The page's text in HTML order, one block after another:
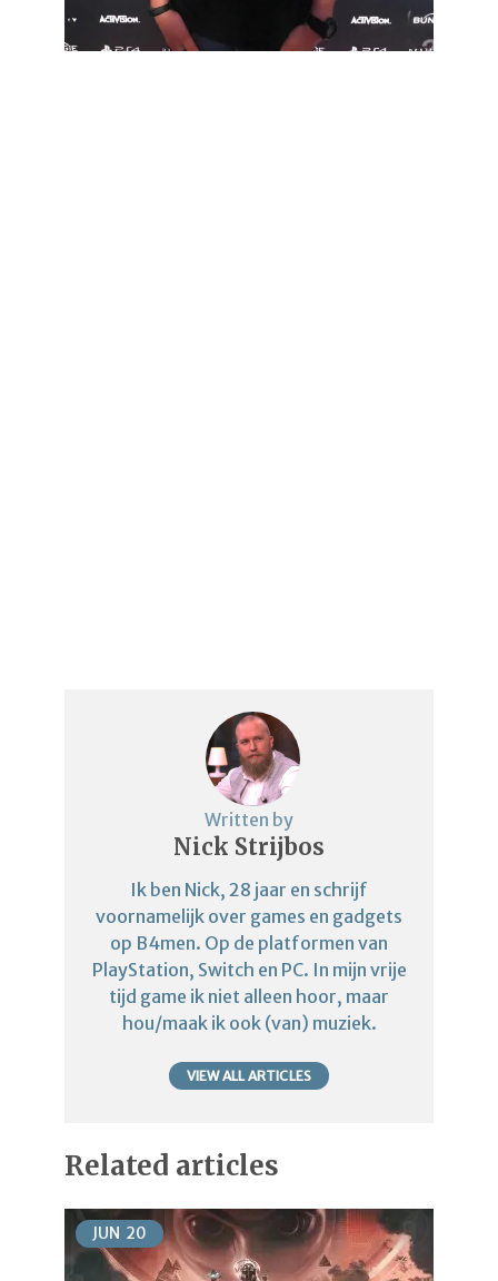
Written by
Nick Strijbos
Ik ben Nick, 28 jaar en schrijf
voornamelijk over games en gadgets
op B4men. Op de platformen van
PlayStation, Switch en PC. In mijn vrije
tijd game ik niet alleen hoor, maar
hou/maak ik ook (van) muziek.
VIEW ALL ARTICLES
Related articles
JUN 20